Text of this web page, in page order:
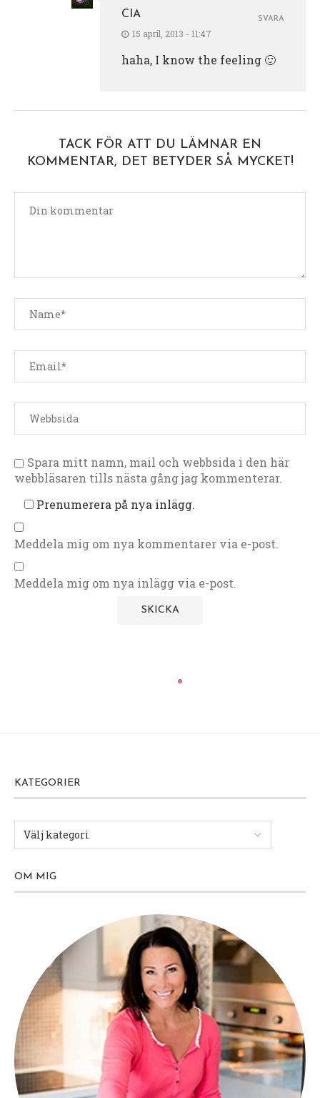
CIA
15 april, 2013 - 11:47
haha, I know the feeling 🙂
SVARA
TACK FÖR ATT DU LÄMNAR EN
KOMMENTAR, DET BETYDER SÅ MYCKET!
Spara mitt namn, mail och webbsida i den här
webbläsaren tills nästa gång jag kommenterar.
Prenumerera på nya inlägg.
Meddela mig om nya kommentarer via e-post.
Meddela mig om nya inlägg via e-post.
KATEGORIER
OM MIG